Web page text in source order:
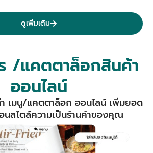
ดูเพิ่มเติม
/แคตตาล็อกสินค้า
ออนไลน์
เมนู/แคตตาล็อก ออนไลน์ เพิ่มยอด
นสไตล์ความเป็นร้านค้าของคุณ